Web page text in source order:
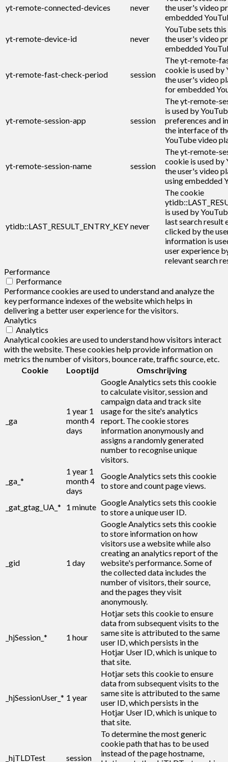
yt-remote-connected-devices never
the user's video
embedded
yt-remote-device-id never
YouTube sets
the user's video
embedded
yt-remote-fast-check-period session
The yt-remote-
cookie is used by
the user's video
for embedded
yt-remote-session-app session
The yt-remote-
is used by
preferences and
the interface of
YouTube video
yt-remote-session-name session
The yt-remote-
cookie is used by
the user's video
using embedded
ytidb::LAST_RESULT_ENTRY_KEY never
The cookie
is used by
last search result
clicked by the
information is
user experience
relevant search
Performance
Performance
Performance cookies are used to understand and analyze the
key performance indexes of the website which helps in
delivering a better user experience for the visitors.
Analytics
Analytics
Analytical cookies are used to understand how visitors interact
with the website. These cookies help provide information on
metrics the number of visitors, bounce rate, traffic source, etc.
Cookie
Looptijd Omschrijving
_ga
1 year 1
month 4
days
Google Analytics sets this cookie
to calculate visitor, session and
campaign data and track site
usage for the site's analytics
report. The cookie stores
information anonymously and
assigns a randomly generated
number to recognise unique
visitors.
_ga_*
1 year 1
month 4
days
Google Analytics sets this cookie
to store and count page views.
_gat_gtag_UA_* 1 minute Google Analytics sets this cookie
to store a unique user ID.
_gid 1 day
Google Analytics sets this cookie
to store information on how
visitors use a website while also
creating an analytics report of the
website's performance. Some of
the collected data includes the
number of visitors, their source,
and the pages they visit
anonymously.
_hjSession_* 1 hour
Hotjar sets this cookie to ensure
data from subsequent visits to the
same site is attributed to the same
user ID, which persists in the
Hotjar User ID, which is unique to
that site.
_hjSessionUser_* 1 year
Hotjar sets this cookie to ensure
data from subsequent visits to the
same site is attributed to the same
user ID, which persists in the
Hotjar User ID, which is unique to
that site.
_hjTLDTest session
To determine the most generic
cookie path that has to be used
instead of the page hostname,